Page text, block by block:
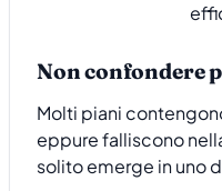
Non confondere
Molti piani
eppure falliscono
solito emerge in uno